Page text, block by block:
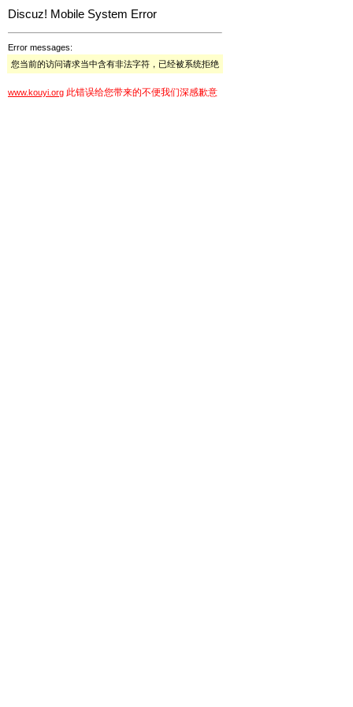
Discuz! Mobile System Error
Error messages:
您当前的访问请求当中含有非法字符，已经被系统拒绝
www.kouyi.org 此错误给您带来的不便我们深感歉意